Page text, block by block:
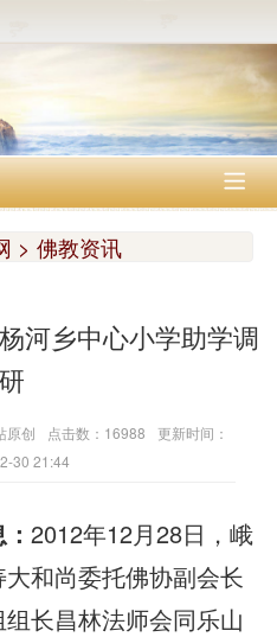

> 佛教资讯
河乡中心小学助学调
研
原创 点击数：16988
更新时间：
30 21:44
2012年12月28日，峨
和尚委托佛协副会长
长昌林法师会同乐山